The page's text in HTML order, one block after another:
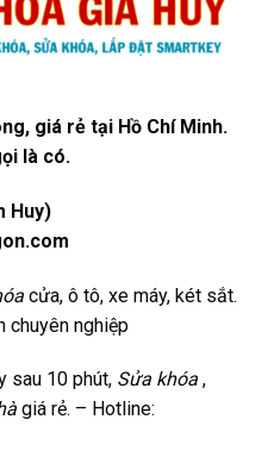
giá rẻ tại Hồ Chí Minh.
là có.
Huy)
cửa, ô tô, xe máy, két sắt.
chuyên nghiệp
sau 10 phút, Sửa khóa ,
giá rẻ. – Hotline: